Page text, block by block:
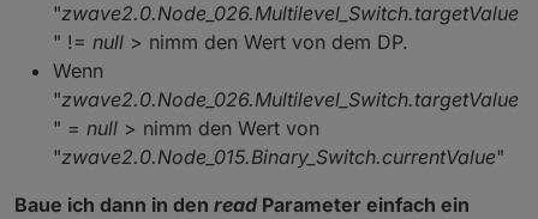
"zwave2.0.Node_026.Multilevel_Switch.targetValue
" != null > nimm den Wert von dem DP.
Wenn
"zwave2.0.Node_026.Multilevel_Switch.targetValue
" = null > nimm den Wert von
"zwave2.0.Node_015.Binary_Switch.currentValue"
Baue ich dann in den read Parameter einfach ein